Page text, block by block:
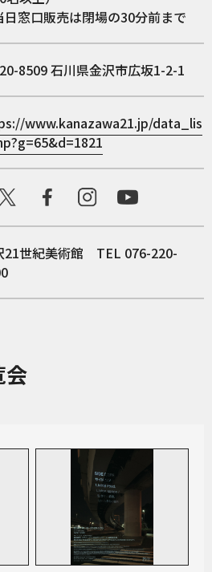
窓口販売は閉場の30分前まで
8509石川県金沢市広坂1-2-1
www.kanazawa21.jp/data_lis
21世紀美術館 TEL 076-220-
会